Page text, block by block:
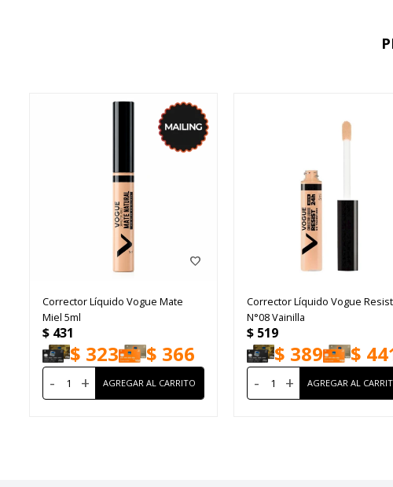
Corrector Líquido Vogue Mate
Miel 5ml
$ 431
$ 323 $ 366
- +
Corrector Líquido Vogue Resist
N°08 Vainilla
$ 519
$ 389 $
- +